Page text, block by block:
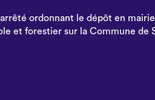
ordonnant le dépôt en
et forestier sur la Commune de